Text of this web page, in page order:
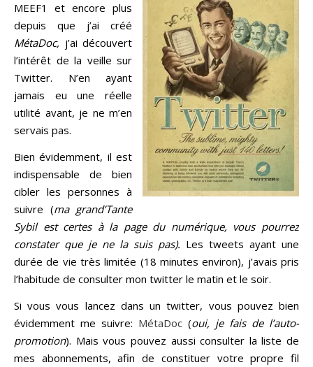
MEEF1 et encore plus
depuis que j’ai créé
MétaDoc, j’ai découvert
l’intérêt de la veille sur
Twitter. N’en ayant
jamais eu une réelle
utilité avant, je ne m’en
servais pas.
Bien évidemment, il est
indispensable de bien
cibler les personnes à
suivre (ma grand’Tante
Sybil est certes à la page du numérique, vous pourrez
constater que je ne la suis pas). Les tweets ayant une
durée de vie très limitée (18 minutes environ), j’avais pris
l’habitude de consulter mon twitter le matin et le soir.
Si vous vous lancez dans un twitter, vous pouvez bien
évidemment me suivre: MétaDoc (oui, je fais de l’auto-
promotion). Mais vous pouvez aussi consulter la liste de
mes abonnements, afin de constituer votre propre fil